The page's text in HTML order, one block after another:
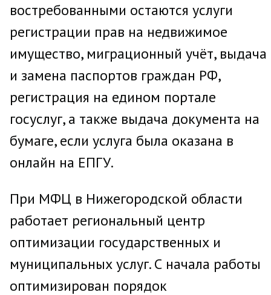
востребованными остаются услуги
регистрации прав на недвижимое
имущество, миграционный учёт, выдача
и замена паспортов граждан РФ,
регистрация на едином портале
госуслуг, а также выдача документа на
бумаге, если услуга была оказана в
онлайн на ЕПГУ.
При МФЦ в Нижегородской области
работает региональный центр
оптимизации государственных и
муниципальных услуг. С начала работы
оптимизирован порядок